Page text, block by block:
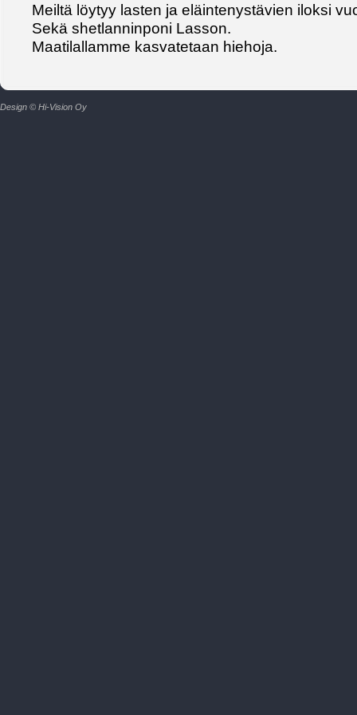
Meiltä löytyy lasten ja eläintenystävien iloksi
Sekä shetlanninponi Lasson.
Maatilallamme kasvatetaan hiehoja.
Design © Hi-Vision Oy